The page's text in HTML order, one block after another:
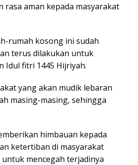
rasa aman kepada masyarakat
rumah kosong ini sudah
terus dilakukan untuk
Idul fitri 1445 Hijriyah.
yang akan mudik lebaran
masing-masing, sehingga
himbauan kepada
ketertiban di masyarakat
mencegah terjadinya